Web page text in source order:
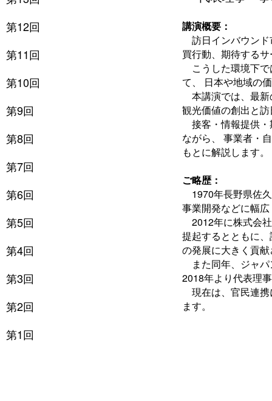
講演概要：
訪日インバウンド
買行動、期待する
こうした環境下で
て、 日本や地域の
本講演では、最新
観光価値の創出と
接客・情報提供・
ながら、 事業者・
もとに解説します。
ご略歴：
1970年長野県佐
事業開発などに幅
2012年に株式会
提起するとともに
の発展に大きく貢
また同年、ジャパ
2018年より代表理
現在は、官民連携
ます。
第12回
第11回
第10回
第9回
第8回
第7回
第6回
第5回
第4回
第3回
第2回
第1回